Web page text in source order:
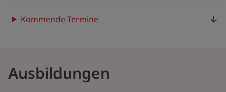
Kommende Termine
Ausbildungen